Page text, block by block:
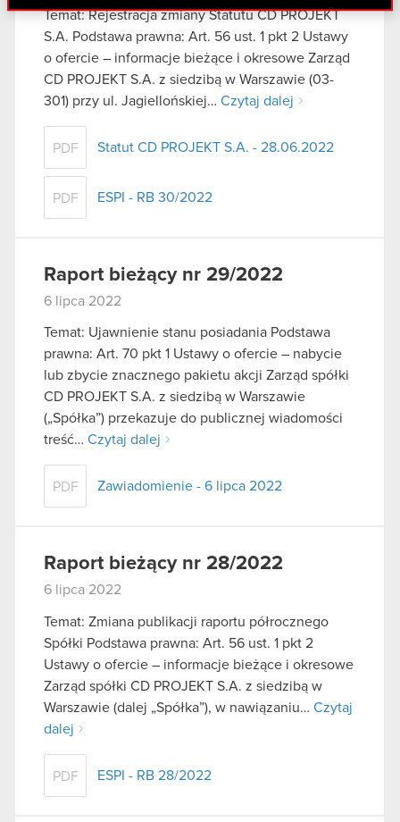
danymi otrzymanymi od Ciebie lub uzyskanymi
podczas korzystania z ich usług. Kontynuując
korzystanie z naszej witryny, zgadasz się na
używanie plików cookie.
Temat: Rejestracja zmiany Statutu CD PROJEKT
S.A. Podstawa prawna: Art. 56 ust. 1 pkt 2 Ustawy
o ofercie – informacje bieżące i okresowe Zarząd
CD PROJEKT S.A. z siedzibą w Warszawie (03-
301) przy ul. Jagiellońskiej… Czytaj dalej
PDF Statut CD PROJEKT S.A. - 28.06.2022
PDF ESPI - RB 30/2022
Raport bieżący nr 29/2022
6 lipca 2022
Temat: Ujawnienie stanu posiadania Podstawa
prawna: Art. 70 pkt 1 Ustawy o ofercie – nabycie
lub zbycie znacznego pakietu akcji Zarząd spółki
CD PROJEKT S.A. z siedzibą w Warszawie
(„Spółka”) przekazuje do publicznej wiadomości
treść… Czytaj dalej
PDF Zawiadomienie - 6 lipca 2022
Raport bieżący nr 28/2022
6 lipca 2022
Temat: Zmiana publikacji raportu półrocznego
Spółki Podstawa prawna: Art. 56 ust. 1 pkt 2
Ustawy o ofercie – informacje bieżące i okresowe
Zarząd spółki CD PROJEKT S.A. z siedzibą w
Warszawie (dalej „Spółka”), w nawiązaniu… Czytaj
dalej
PDF ESPI - RB 28/2022